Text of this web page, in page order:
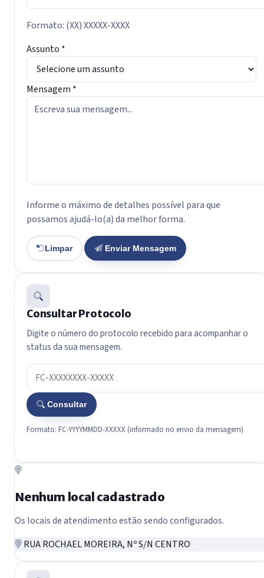
Formato: (XX) XXXXX-XXXX
Assunto *
Mensagem *
Informe o máximo de detalhes possível para que
possamos ajudá-lo(a) da melhor forma.
Limpar Enviar Mensagem
Consultar Protocolo
Digite o número do protocolo recebido para acompanhar o
status da sua mensagem.
Consultar
Formato: FC-YYYYMMDD-XXXXX (informado no envio da mensagem)
Nenhum local cadastrado
Os locais de atendimento estão sendo configurados.
RUA ROCHAEL MOREIRA, Nº S/N CENTRO